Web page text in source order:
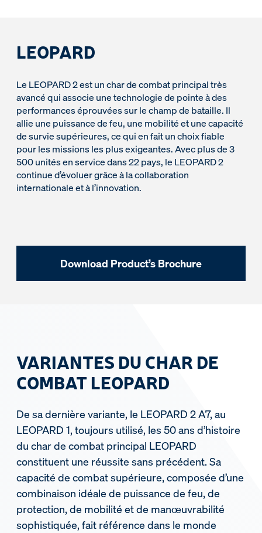
LEOPARD
Le LEOPARD 2 est un char de combat principal très
avancé qui associe une technologie de pointe à des
performances éprouvées sur le champ de bataille. Il
allie une puissance de feu, une mobilité et une capacité
de survie supérieures, ce qui en fait un choix fiable
pour les missions les plus exigeantes. Avec plus de 3
500 unités en service dans 22 pays, le LEOPARD 2
continue d’évoluer grâce à la collaboration
internationale et à l’innovation.
Download Product’s Brochure
VARIANTES DU CHAR DE
COMBAT LEOPARD
De sa dernière variante, le LEOPARD 2 A7, au
LEOPARD 1, toujours utilisé, les 50 ans d’histoire
du char de combat principal LEOPARD
constituent une réussite sans précédent. Sa
capacité de combat supérieure, composée d’une
combinaison idéale de puissance de feu, de
protection, de mobilité et de manœuvrabilité
sophistiquée, fait référence dans le monde